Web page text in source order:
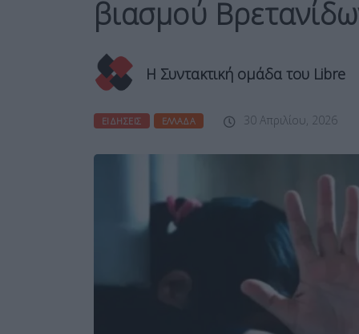
βιασμού
Η Συντακτική ομάδα του Libre
ΕΙΔΉΣΕΙΣ ΕΛΛΆΔΑ 30 Απριλίου, 2026